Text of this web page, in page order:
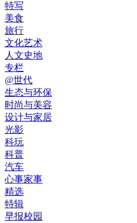
特写
美食
旅行
文化艺术
人文史地
专栏
@世代
生态与环保
时尚与美容
设计与家居
光影
科玩
科普
汽车
心事家事
精选
特辑
早报校园